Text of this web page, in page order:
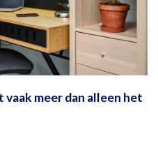
vaak meer dan alleen het